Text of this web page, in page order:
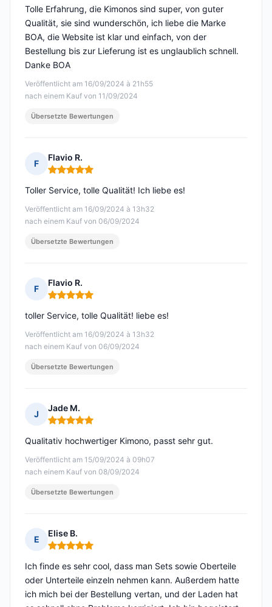
Veröffentlicht am 16/09/2024 à 21h55
nach einem Kauf von 11/09/2024
Tolle Erfahrung, die Kimonos sind super, von guter
Qualität, sie sind wunderschön, ich liebe die Marke
BOA, die Website ist klar und einfach, von der
Bestellung bis zur Lieferung ist es unglaublich schnell.
Danke BOA
Übersetzte Bewertungen
F
Flavio R.
Hinweis: 5 von 5
Veröffentlicht am 16/09/2024 à 13h32
nach einem Kauf von 06/09/2024
Toller Service, tolle Qualität! Ich liebe es!
Übersetzte Bewertungen
F
Flavio R.
Hinweis: 5 von 5
Veröffentlicht am 16/09/2024 à 13h32
nach einem Kauf von 06/09/2024
toller Service, tolle Qualität! liebe es!
Übersetzte Bewertungen
J
Jade M.
Hinweis: 5 von 5
Veröffentlicht am 15/09/2024 à 09h07
nach einem Kauf von 08/09/2024
Qualitativ hochwertiger Kimono, passt sehr gut.
Übersetzte Bewertungen
E
Elise B.
Hinweis: 5 von 5
Ich finde es sehr cool, dass man Sets sowie Oberteile
oder Unterteile einzeln nehmen kann. Außerdem hatte
ich mich bei der Bestellung vertan, und der Laden hat